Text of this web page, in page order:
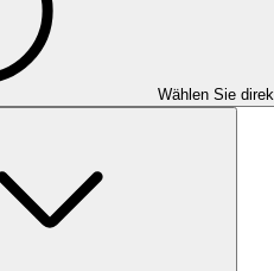
Wählen Sie